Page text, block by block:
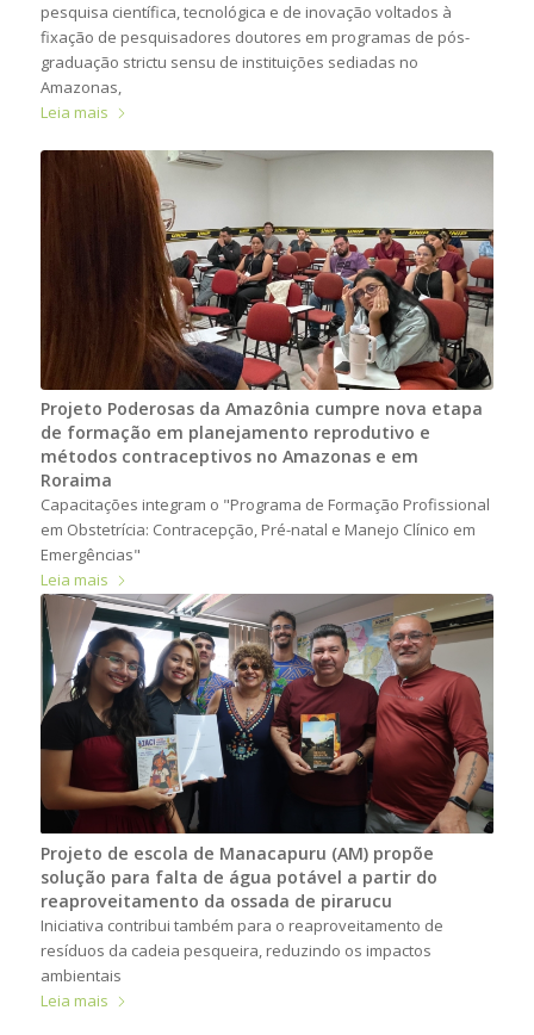
pesquisa científica, tecnológica e de inovação voltados à
fixação de pesquisadores doutores em programas de pós-
graduação strictu sensu de instituições sediadas no
Amazonas,
Leia mais
Projeto Poderosas da Amazônia cumpre nova etapa
de formação em planejamento reprodutivo e
métodos contraceptivos no Amazonas e em
Roraima
Capacitações integram o "Programa de Formação Profissional
em Obstetrícia: Contracepção, Pré-natal e Manejo Clínico em
Emergências"
Leia mais
Projeto de escola de Manacapuru (AM) propõe
solução para falta de água potável a partir do
reaproveitamento da ossada de pirarucu
Iniciativa contribui também para o reaproveitamento de
resíduos da cadeia pesqueira, reduzindo os impactos
ambientais
Leia mais